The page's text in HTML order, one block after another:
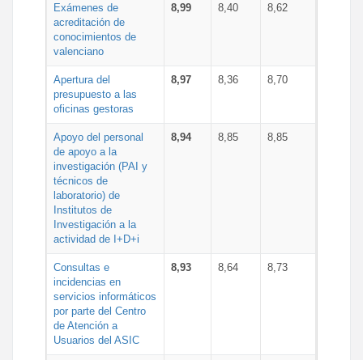
Exámenes de
acreditación de
conocimientos de
valenciano
8,99 8,40 8,62
Apertura del
presupuesto a las
oficinas gestoras
8,97 8,36 8,70
Apoyo del personal
de apoyo a la
investigación (PAI y
técnicos de
laboratorio) de
Institutos de
Investigación a la
actividad de I+D+i
8,94 8,85 8,85
Consultas e
incidencias en
servicios informáticos
por parte del Centro
de Atención a
Usuarios del ASIC
8,93 8,64 8,73